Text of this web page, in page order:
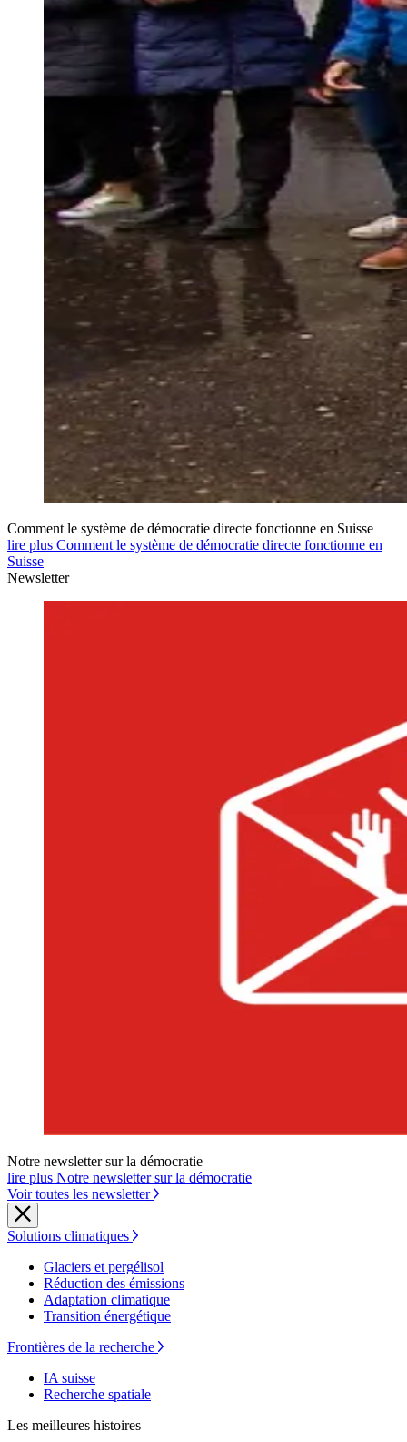
Comment le système de démocratie directe fonctionne en Suisse
lire plus Comment le système de démocratie directe fonctionne en
Suisse
Newsletter
Notre newsletter sur la démocratie
lire plus Notre newsletter sur la démocratie
Voir toutes les newsletter
Solutions climatiques
Glaciers et pergélisol
Réduction des émissions
Adaptation climatique
Transition énergétique
Frontières de la recherche
IA suisse
Recherche spatiale
Les meilleures histoires